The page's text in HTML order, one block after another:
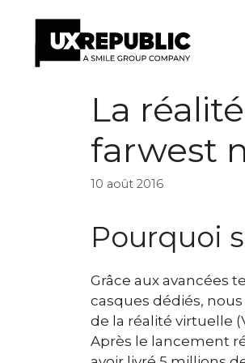
La
farwest
10 août 2016
Pourquoi
Grâce aux avancées
casques dédiés,
de la réalité virtuelle
Après le lancement